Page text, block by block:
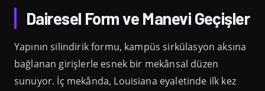
Dairesel Form ve Manevi Geçişler
Yapının silindirik formu, kampüs sirkülasyon aksına
bağlanan girişlerle esnek bir mekânsal düzen
sunuyor. İç mekânda, Louisiana eyaletinde ilk kez